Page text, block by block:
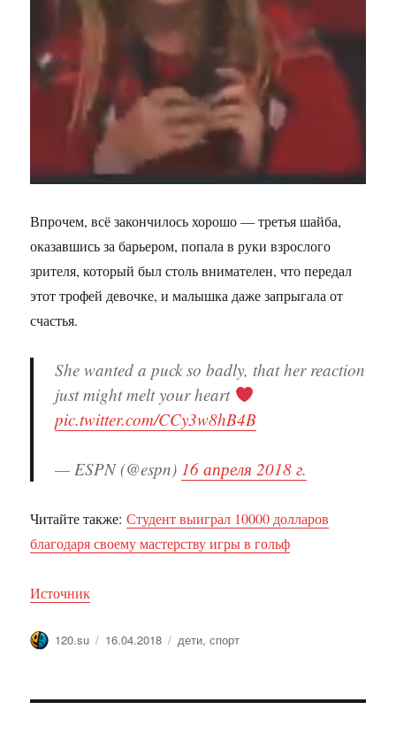
Впрочем, всё закончилось хорошо — третья шайба,
оказавшись за барьером, попала в руки взрослого
зрителя, который был столь внимателен, что передал
этот трофей девочке, и малышка даже запрыгала от
счастья.
She wanted a puck so badly, that her reaction
just might melt your heart
pic.twitter.com/CCy3w8hB4B
— ESPN (@espn) 16 апреля 2018 г.
Читайте также:Студент выиграл 10000 долларов
благодаря своему мастерству игры в гольф
Источник
Автор
120.su Опубликовано
16.04.2018 Метки
дети,спорт